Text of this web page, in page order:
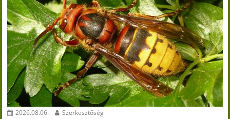
2026.08.06. Szerkesztőség